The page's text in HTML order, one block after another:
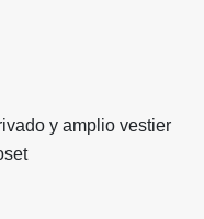
y amplio vestier